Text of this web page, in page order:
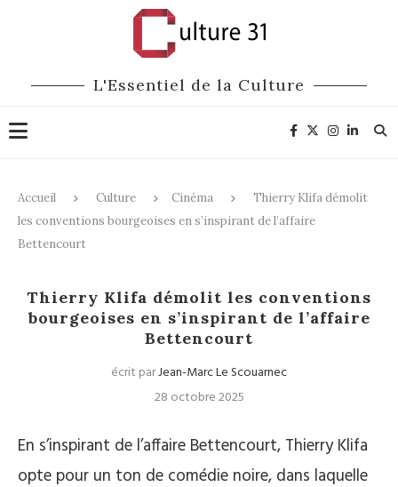
L'Essentiel de la Culture
Accueil Culture Cinéma
Thierry Klifa démolit
les conventions bourgeoises en s’inspirant de l’affaire
Bettencourt
Thierry Klifa démolit les conventions
bourgeoises en s’inspirant de l’affaire
Bettencourt
écrit parJean-Marc Le Scouarnec
28 octobre 2025
En s’inspirant de l’affaire Bettencourt, Thierry Klifa
opte pour un ton de comédie noire, dans laquelle